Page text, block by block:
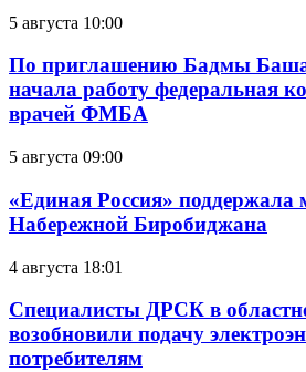
5 августа 10:00
По приглашению Бадмы
начала работу федеральная
врачей ФМБА
5 августа 09:00
«Единая Россия» поддержала
Набережной Биробиджана
4 августа 18:01
Специалисты ДРСК в
возобновили подачу
потребителям